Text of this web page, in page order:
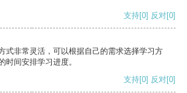
支持[0] 反对[0]
式非常灵活，可以根据自己的需求选择学习方
时间安排学习进度。
支持[0] 反对[0]